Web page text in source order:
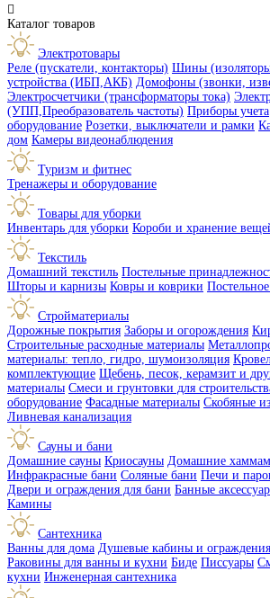

Каталог товаров
Электротовары
Реле (пускатели, контакторы) Шины
устройства (ИБП,АКБ) Домофоны (звонки,
Электросчетчики (трансформаторы тока)
(УПП,Преобразователь частоты) Приборы учета
оборудование Розетки, выключатели и рамки
дом Камеры видеонаблюдения
Туризм и фитнес
Тренажеры и оборудование
Товары для уборки
Инвентарь для уборки Короби и хранение
Текстиль
Домашний текстиль Постельные
Шторы и карнизы Ковры и коврики
Стройматериалы
Дорожные покрытия Заборы и огорождения
Строительные расходные материалы
материалы: тепло, гидро, шумоизоляция
комплектующие Щебень, песок, керамзит и
материалы Смеси и грунтовки для
оборудование Фасадные материалы Скобяные
Ливневая канализация
Сауны и бани
Домашние сауны Криосауны Домашние
Инфракрасные бани Соляные бани Печи и
Двери и ограждения для бани Банные
Камины
Сантехника
Ванны для дома Душевые кабины и ограждения
Раковины для ванны и кухни Биде Писсуары
кухни Инженерная сантехника